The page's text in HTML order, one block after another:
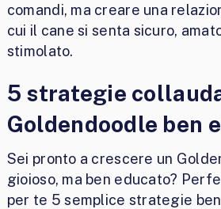
comandi, ma creare una
cui il cane si senta sicuro,
stimolato.
5 strategie
Goldendoodle ben
Sei pronto a crescere un
gioioso, ma ben educato?
per te 5 semplice strategie